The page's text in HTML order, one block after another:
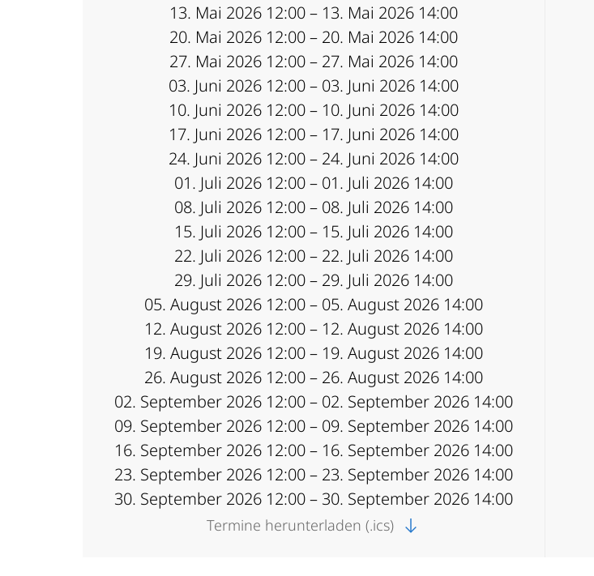
13. Mai 2026 12:00 – 13. Mai 2026 14:00
20. Mai 2026 12:00 – 20. Mai 2026 14:00
27. Mai 2026 12:00 – 27. Mai 2026 14:00
03. Juni 2026 12:00 – 03. Juni 2026 14:00
10. Juni 2026 12:00 – 10. Juni 2026 14:00
17. Juni 2026 12:00 – 17. Juni 2026 14:00
24. Juni 2026 12:00 – 24. Juni 2026 14:00
01. Juli 2026 12:00 – 01. Juli 2026 14:00
08. Juli 2026 12:00 – 08. Juli 2026 14:00
15. Juli 2026 12:00 – 15. Juli 2026 14:00
22. Juli 2026 12:00 – 22. Juli 2026 14:00
29. Juli 2026 12:00 – 29. Juli 2026 14:00
05. August 2026 12:00 – 05. August 2026 14:00
12. August 2026 12:00 – 12. August 2026 14:00
19. August 2026 12:00 – 19. August 2026 14:00
26. August 2026 12:00 – 26. August 2026 14:00
02. September 2026 12:00 – 02. September 2026 14:00
09. September 2026 12:00 – 09. September 2026 14:00
16. September 2026 12:00 – 16. September 2026 14:00
23. September 2026 12:00 – 23. September 2026 14:00
30. September 2026 12:00 – 30. September 2026 14:00
Termine herunterladen (.ics)